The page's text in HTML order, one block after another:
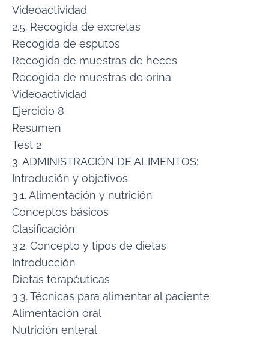
Videoactividad
2.5. Recogida de excretas
Recogida de esputos
Recogida de muestras de heces
Recogida de muestras de orina
Videoactividad
Ejercicio 8
Resumen
Test 2
3. ADMINISTRACIÓN DE ALIMENTOS:
Introdución y objetivos
3.1. Alimentación y nutrición
Conceptos básicos
Clasificación
3.2. Concepto y tipos de dietas
Introducción
Dietas terapéuticas
3.3. Técnicas para alimentar al paciente
Alimentación oral
Nutrición enteral